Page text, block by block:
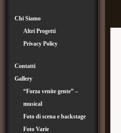
Chi Siamo
Altri Progetti
Privacy Policy
Contatti
Gallery
“Forza venite gente” –
musical
Foto di scena e backstage
Foto Varie